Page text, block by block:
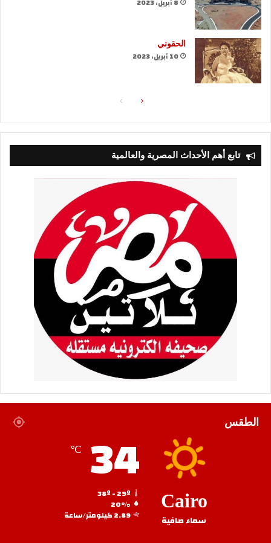
8 أبريل، 2023
الحقوني
10 أبريل، 2023
الصفحةالصفحة
تابع أهم الأحداث المصرية والعالمية
الطقس
Cairo
سماء صافية
34
℃
20%
2.89 كيلومتر/ساعة